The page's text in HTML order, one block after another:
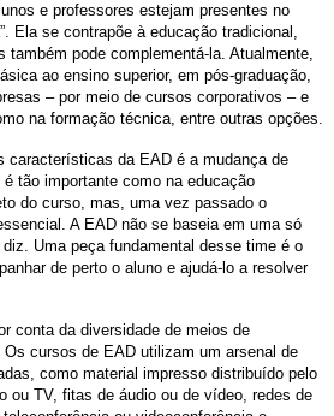
e professores estejam presentes no
Ela se contrapõe à educação tradicional,
também pode complementá-la. Atualmente,
ao ensino superior, em pós-graduação,
– por meio de cursos corporativos – e
na formação técnica, entre outras opções.
características da EAD é a mudança de
é tão importante como na educação
do curso, mas, uma vez passado o
A EAD não se baseia em uma só
Uma peça fundamental desse time é o
de perto o aluno e ajudá-lo a resolver
conta da diversidade de meios de
cursos de EAD utilizam um arsenal de
como material impresso distribuído pelo
ou TV, fitas de áudio ou de vídeo, redes de